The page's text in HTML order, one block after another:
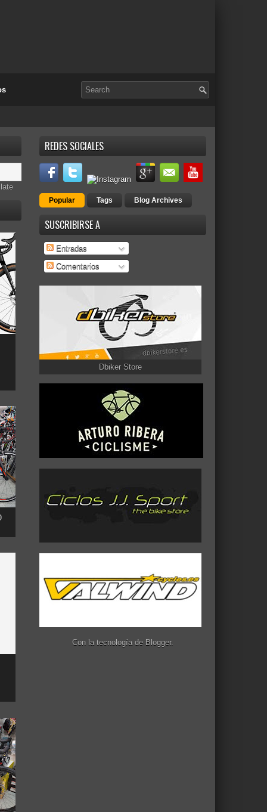
REDES SOCIALES
Popular Tags Blog Archives
SUSCRIBIRSE A
Entradas
Comentarios
Dbiker Store
Con la tecnología de Blogger.